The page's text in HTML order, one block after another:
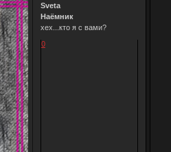
Sveta
Наёмник
хех...кто я с вами?
0